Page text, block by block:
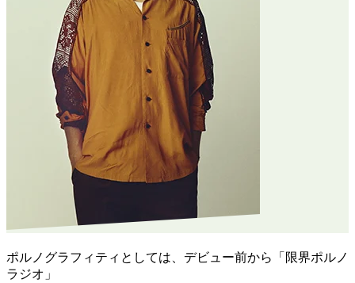
ポルノグラフィティとしては、デビュー前から「限界ポルノ
ラジオ」